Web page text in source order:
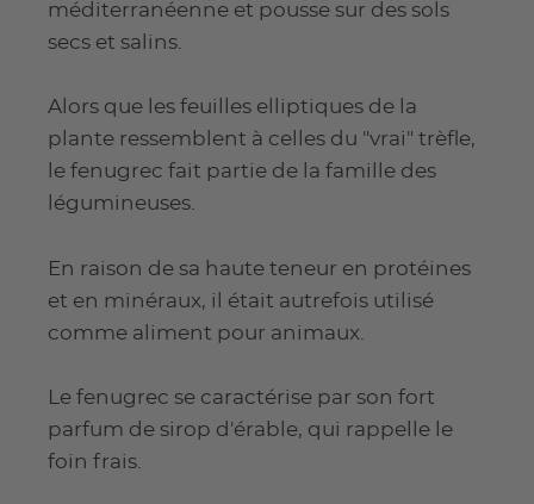
méditerranéenne et pousse sur des sols
secs et salins.
Alors que les feuilles elliptiques de la
plante ressemblent à celles du "vrai" trèfle,
le fenugrec fait partie de la famille des
légumineuses.
En raison de sa haute teneur en protéines
et en minéraux, il était autrefois utilisé
comme aliment pour animaux.
Le fenugrec se caractérise par son fort
parfum de sirop d'érable, qui rappelle le
foin frais.